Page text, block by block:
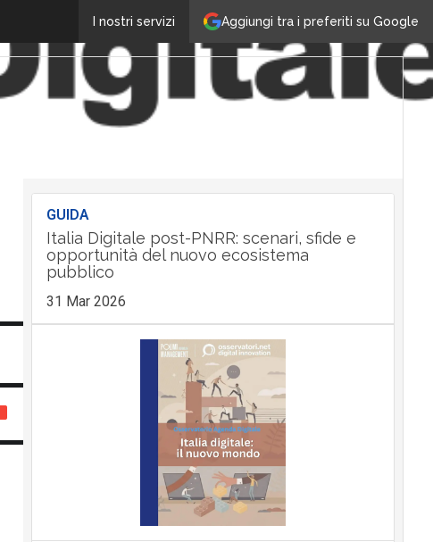
Aggiungi tra i preferiti su Google
I nostri servizi
GUIDA
Italia Digitale post-PNRR: scenari, sfide e
opportunità del nuovo ecosistema
pubblico
31 Mar 2026